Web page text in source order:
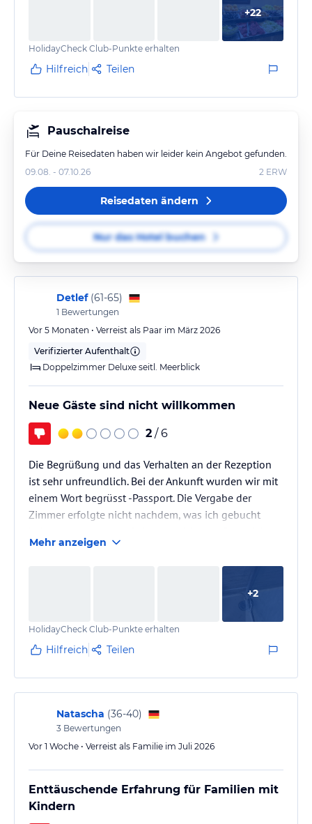
+22
HolidayCheck Club-Punkte erhalten
Hilfreich Teilen
Pauschalreise
Für Deine Reisedaten haben wir leider kein Angebot gefunden.
09.08. - 07.10.26
2 ERW
Reisedaten ändern
Nur das Hotel buchen
Detlef (61-65)
1 Bewertungen
Vor 5 Monaten • Verreist als Paar im März 2026
Verifizierter Aufenthalt
Doppelzimmer Deluxe seitl. Meerblick
Neue Gäste sind nicht willkommen
2 / 6
Die Begrüßung und das Verhalten an der Rezeption
ist sehr unfreundlich. Bei der Ankunft wurden wir mit
einem Wort begrüsst -Passport. Die Vergabe der
Zimmer erfolgte nicht nachdem, was ich gebucht
hatte mich extra vorher belesen und ein DZ de Luxe
Mehr anzeigen
+2
HolidayCheck Club-Punkte erhalten
Hilfreich Teilen
Natascha (36-40)
3 Bewertungen
Vor 1 Woche • Verreist als Familie im Juli 2026
Enttäuschende Erfahrung für Familien mit
Kindern